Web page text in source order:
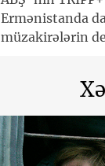
Ermənistanda
müzakirələrin